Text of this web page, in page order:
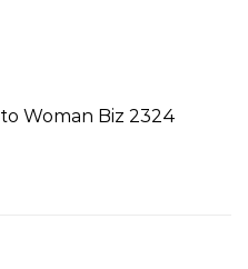
Woman Biz 2324